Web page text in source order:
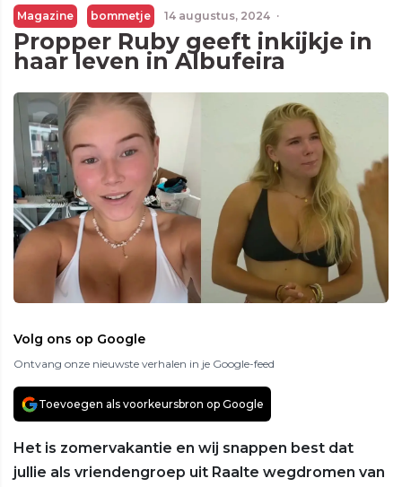
Magazine bommetje 14 augustus, 2024 ·
Propper Ruby geeft inkijkje in
haar leven in Albufeira
Volg ons op Google
Ontvang onze nieuwste verhalen in je Google-feed
Toevoegen als voorkeursbron op Google
Het is zomervakantie en wij snappen best dat
jullie als vriendengroep uit Raalte wegdromen van